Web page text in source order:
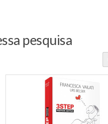
pesquisa